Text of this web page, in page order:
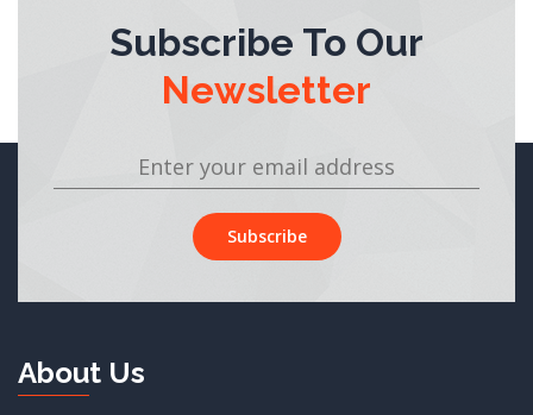
Subscribe To Our
Newsletter
Subscribe
About Us